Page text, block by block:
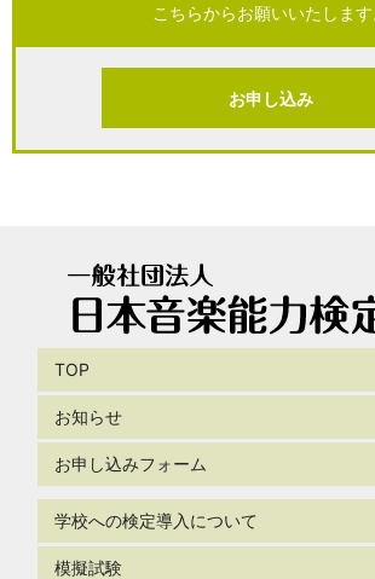
こちらからお願いいたします
お申し込み
TOP
お知らせ
お申し込みフォーム
学校への検定導入について
模擬試験